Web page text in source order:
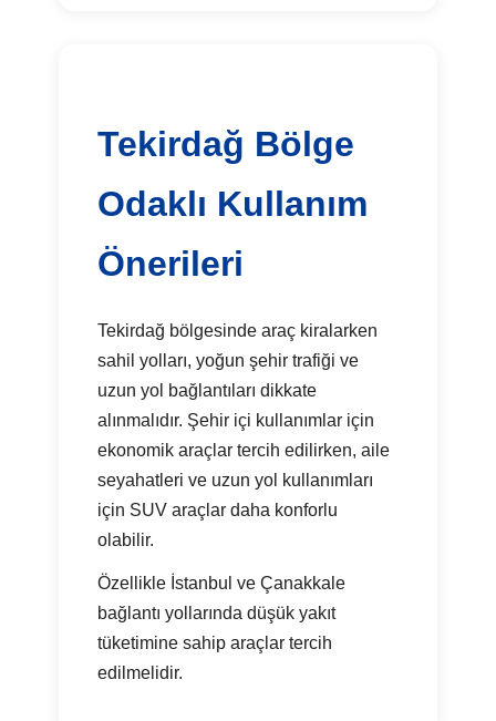
Tekirdağ Bölge
Odaklı Kullanım
Önerileri
Tekirdağ bölgesinde araç kiralarken
sahil yolları, yoğun şehir trafiği ve
uzun yol bağlantıları dikkate
alınmalıdır. Şehir içi kullanımlar için
ekonomik araçlar tercih edilirken, aile
seyahatleri ve uzun yol kullanımları
için SUV araçlar daha konforlu
olabilir.
Özellikle İstanbul ve Çanakkale
bağlantı yollarında düşük yakıt
tüketimine sahip araçlar tercih
edilmelidir.